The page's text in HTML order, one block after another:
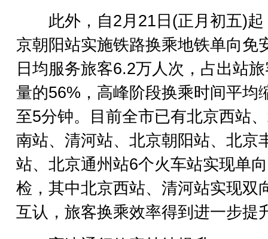
此外，自2月21日(正月初五)起
京朝阳站实施铁路换乘地铁单向免
日均服务旅客6.2万人次，占出站
量的56%，高峰阶段换乘时间平均
至5分钟。目前全市已有北京西站
南站、清河站、北京朝阳站、北京
站、北京通州站6个火车站实现单
检，其中北京西站、清河站实现双
互认，旅客换乘效率得到进一步提